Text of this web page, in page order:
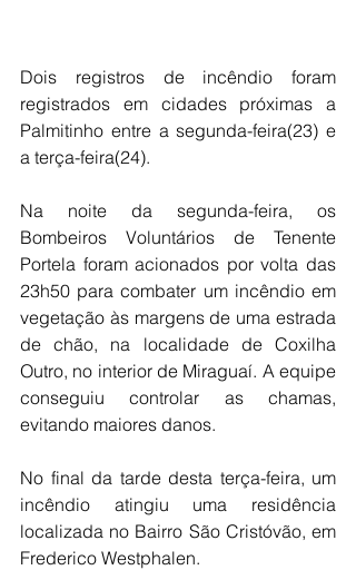
Dois registros de incêndio foram
registrados em cidades próximas a
Palmitinho entre a segunda-feira(23) e
a terça-feira(24).
Na noite da segunda-feira, os
Bombeiros Voluntários de Tenente
Portela foram acionados por volta das
23h50 para combater um incêndio em
vegetação às margens de uma estrada
de chão, na localidade de Coxilha
Outro, no interior de Miraguaí. A equipe
conseguiu controlar as chamas,
evitando maiores danos.
No final da tarde desta terça-feira, um
incêndio atingiu uma residência
localizada no Bairro São Cristóvão, em
Frederico Westphalen.